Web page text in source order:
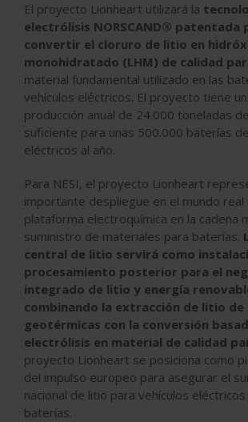
El proyecto Lionheart utilizará la
electrólisis NORSCAND® patentada
convertir el cloruro de litio en
monohidratado (LHM) de calidad
material fundamental utilizado en las
vehículos eléctricos. El proyecto tiene
producción anual de 24.000 toneladas
suficiente para unas 500.000 baterías
eléctricos al año.
Para NESI, el proyecto Lionheart
importante despliegue en el mundo real
plataforma electroquímica en la cadena
suministro de materiales para baterías.
central de litio servirá como
procesamiento posterior para el
integrado de litio y energía
combinando la extracción de litio de
geotérmicas con la conversión
electrólisis en material de calidad
proyecto Lionheart se posiciona como
del impulso europeo para asegurar el
nacional de litio para vehículos
baterías.